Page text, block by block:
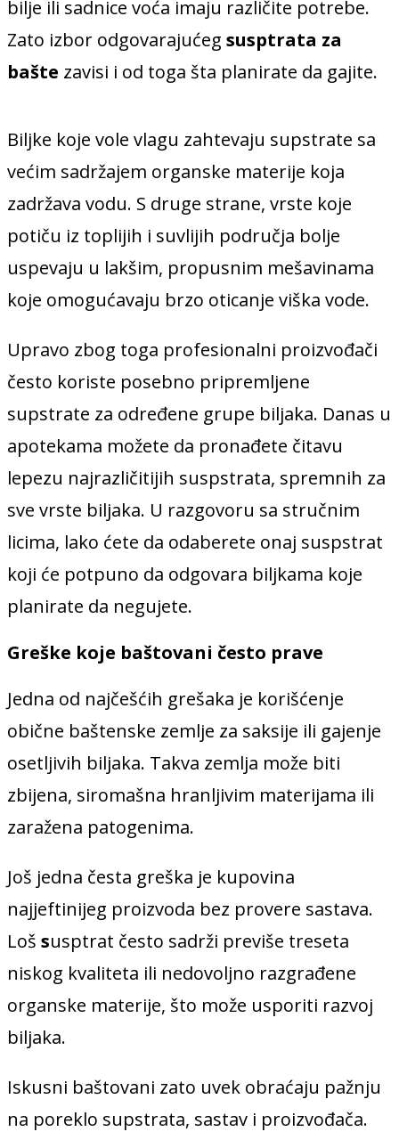
bilje ili sadnice voća imaju različite potrebe.
Zato izbor odgovarajućeg susptrata za
bašte zavisi i od toga šta planirate da gajite.
Biljke koje vole vlagu zahtevaju supstrate sa
većim sadržajem organske materije koja
zadržava vodu. S druge strane, vrste koje
potiču iz toplijih i suvlijih područja bolje
uspevaju u lakšim, propusnim mešavinama
koje omogućavaju brzo oticanje viška vode.
Upravo zbog toga profesionalni proizvođači
često koriste posebno pripremljene
supstrate za određene grupe biljaka. Danas u
apotekama možete da pronađete čitavu
lepezu najrazličitijih suspstrata, spremnih za
sve vrste biljaka. U razgovoru sa stručnim
licima, lako ćete da odaberete onaj suspstrat
koji će potpuno da odgovara biljkama koje
planirate da negujete.
Greške koje baštovani često prave
Jedna od najčešćih grešaka je korišćenje
obične baštenske zemlje za saksije ili gajenje
osetljivih biljaka. Takva zemlja može biti
zbijena, siromašna hranljivim materijama ili
zaražena patogenima.
Još jedna česta greška je kupovina
najjeftinijeg proizvoda bez provere sastava.
Loš susptrat često sadrži previše treseta
niskog kvaliteta ili nedovoljno razgrađene
organske materije, što može usporiti razvoj
biljaka.
Iskusni baštovani zato uvek obraćaju pažnju
na poreklo supstrata, sastav i proizvođača.